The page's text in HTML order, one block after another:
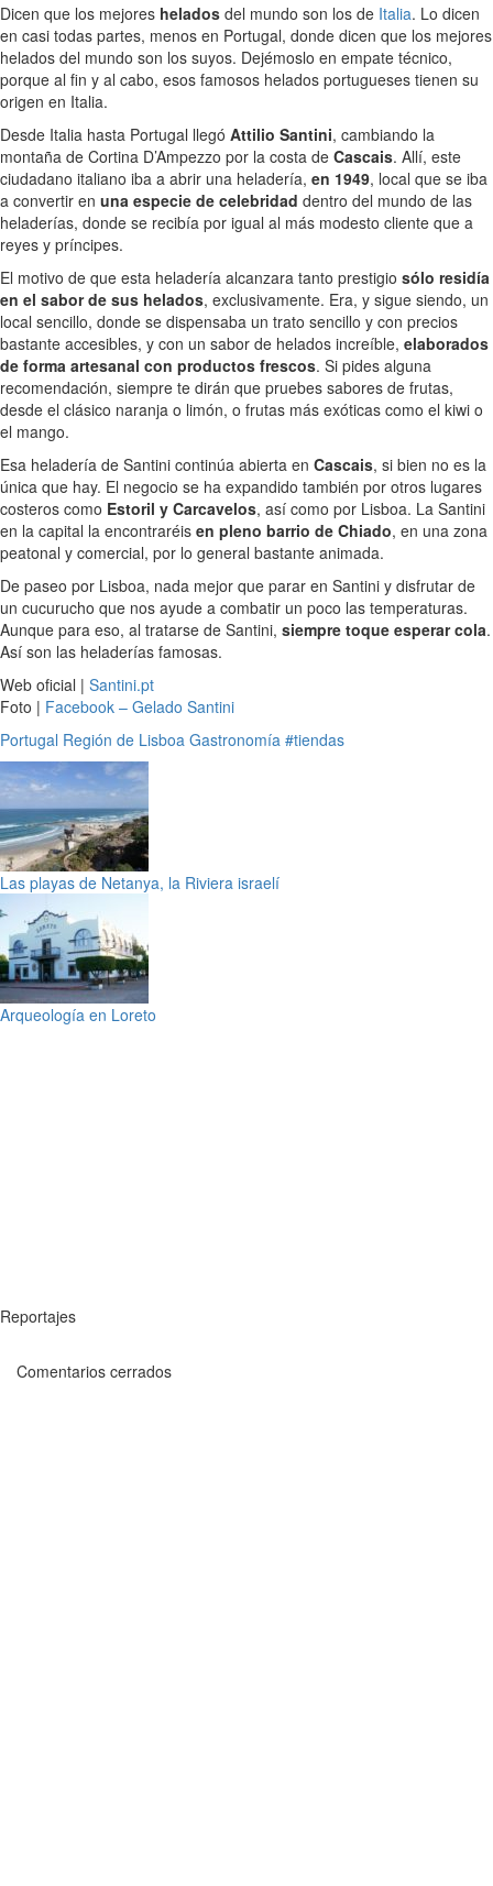
Dicen que los mejores helados del mundo son los de Italia. Lo dicen
en casi todas partes, menos en Portugal, donde dicen que los mejores
helados del mundo son los suyos. Dejémoslo en empate técnico,
porque al fin y al cabo, esos famosos helados portugueses tienen su
origen en Italia.
Desde Italia hasta Portugal llegó Attilio Santini, cambiando la
montaña de Cortina D’Ampezzo por la costa de Cascais. Allí, este
ciudadano italiano iba a abrir una heladería, en 1949, local que se iba
a convertir en una especie de celebridad dentro del mundo de las
heladerías, donde se recibía por igual al más modesto cliente que a
reyes y príncipes.
El motivo de que esta heladería alcanzara tanto prestigio sólo residía
en el sabor de sus helados, exclusivamente. Era, y sigue siendo, un
local sencillo, donde se dispensaba un trato sencillo y con precios
bastante accesibles, y con un sabor de helados increíble, elaborados
de forma artesanal con productos frescos. Si pides alguna
recomendación, siempre te dirán que pruebes sabores de frutas,
desde el clásico naranja o limón, o frutas más exóticas como el kiwi o
el mango.
Esa heladería de Santini continúa abierta en Cascais, si bien no es la
única que hay. El negocio se ha expandido también por otros lugares
costeros como Estoril y Carcavelos, así como por Lisboa. La Santini
en la capital la encontraréis en pleno barrio de Chiado, en una zona
peatonal y comercial, por lo general bastante animada.
De paseo por Lisboa, nada mejor que parar en Santini y disfrutar de
un cucurucho que nos ayude a combatir un poco las temperaturas.
Aunque para eso, al tratarse de Santini, siempre toque esperar cola.
Así son las heladerías famosas.
Web oficial | Santini.pt
Foto | Facebook – Gelado Santini
Portugal Región de Lisboa Gastronomía #tiendas
Las playas de Netanya, la Riviera israelí
Arqueología en Loreto
Reportajes
Comentarios cerrados